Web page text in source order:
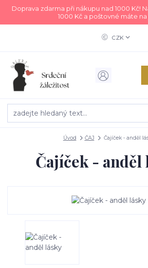
Doprava zdarma při nákupu nad 1000 Kč!
1000 Kč a poštovné máte na
CZK
Úvod ČAJ Čajíček - anděl
Čajíček - anděl